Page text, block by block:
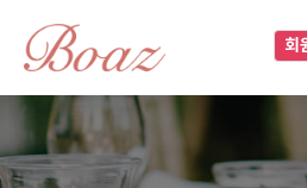
070-8281-0493
네이버블로그
회